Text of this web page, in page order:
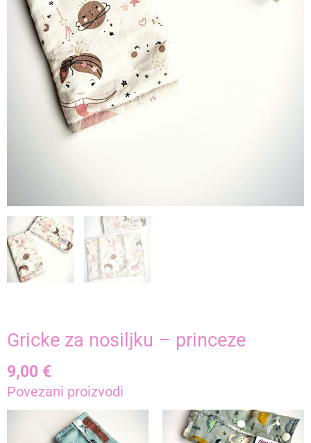
Gricke za nosiljku – princeze
9,00 €
Povezani proizvodi